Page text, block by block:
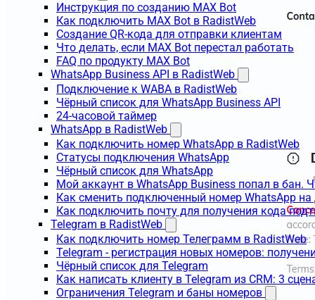
Инструкция по созданию MAX Bot
Как подключить MAX Bot в RadistWeb
Создание QR-кода для отправки клиентам
Что делать, если MAX Bot перестал работать
FAQ по продукту MAX Bot
WhatsApp Business API в RadistWeb
Подключение к WABA в RadistWeb
Чёрный список для WhatsApp Business API
24-часовой таймер
WhatsApp в RadistWeb
Как подключить номер WhatsApp в RadistWeb
Статусы подключения WhatsApp
Чёрный список для WhatsApp
Мой аккаунт в WhatsApp Business попал в бан.
Как сменить подключенный номер WhatsApp на
Как подключить почту для получения кода
Telegram в RadistWeb
Как подключить номер Телеграмм в RadistWeb
Telegram - регистрация новых номеров:
Чёрный список для Telegram
Как написать клиенту в Telegram из CRM: 3
Ограничения Telegram и баны номеров